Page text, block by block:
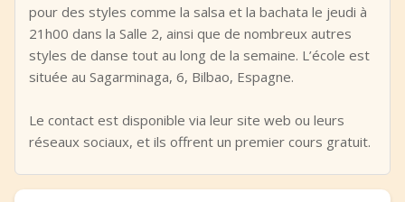
pour des styles comme la salsa et la bachata le jeudi à
21h00 dans la Salle 2, ainsi que de nombreux autres
styles de danse tout au long de la semaine. L’école est
située au Sagarminaga, 6, Bilbao, Espagne.
Le contact est disponible via leur site web ou leurs
réseaux sociaux, et ils offrent un premier cours gratuit.